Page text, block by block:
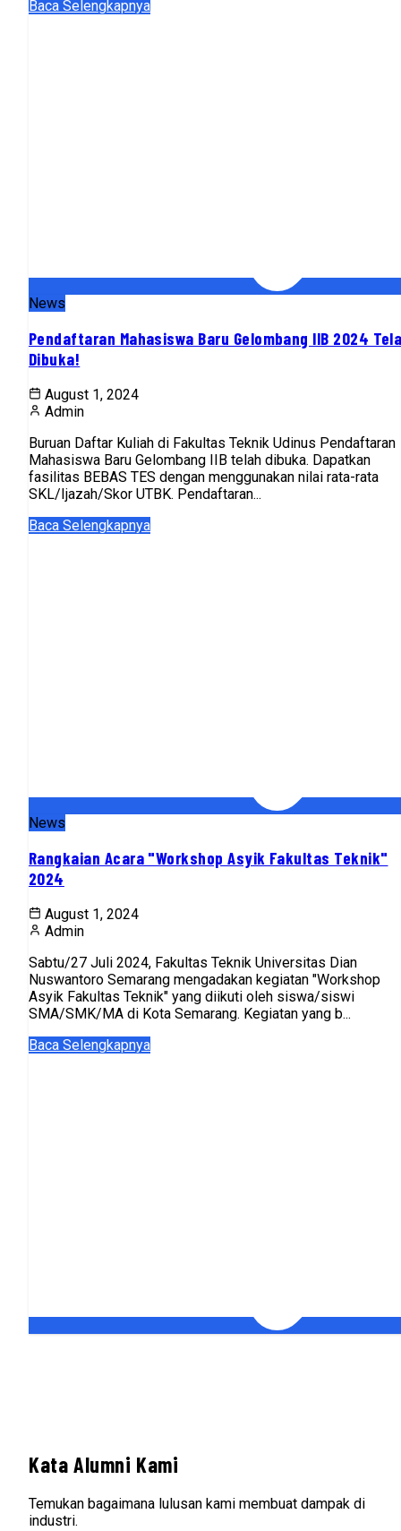
Baca Selengkapnya
News
Pendaftaran Mahasiswa Baru Gelombang IIB 2024
Dibuka!
August 1, 2024
Admin
Buruan Daftar Kuliah di Fakultas Teknik Udinus Pendaftaran
Mahasiswa Baru Gelombang IIB telah dibuka. Dapatkan
fasilitas BEBAS TES dengan menggunakan nilai rata-rata
SKL/Ijazah/Skor UTBK. Pendaftaran...
Baca Selengkapnya
News
Rangkaian Acara "Workshop Asyik Fakultas Teknik"
2024
August 1, 2024
Admin
Sabtu/27 Juli 2024, Fakultas Teknik Universitas Dian
Nuswantoro Semarang mengadakan kegiatan "Workshop
Asyik Fakultas Teknik" yang diikuti oleh siswa/siswi
SMA/SMK/MA di Kota Semarang. Kegiatan yang b...
Baca Selengkapnya
Kata Alumni Kami
Temukan bagaimana lulusan kami membuat dampak di
industri.